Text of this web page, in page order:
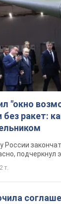
"окно
без ракет:
России
подчеркнул
т.